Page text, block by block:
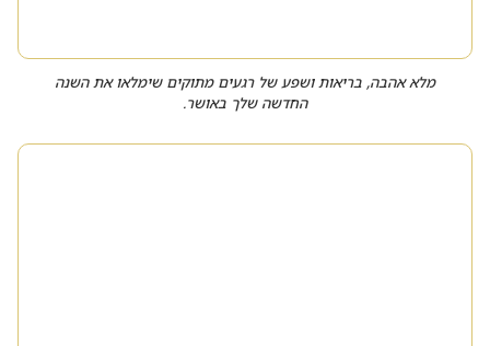
מלא אהבה, בריאות ושפע של רגעים מתוקים שימלאו את השנה
החדשה שלך באושר.